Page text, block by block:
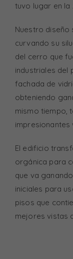
tuvo lugar en la
Nuestro diseño
curvando su
del cerro que
industriales del
fachada de
obteniendo
mismo tiempo,
impresionantes
El edificio
orgánica para
que va
iniciales para
pisos que
mejores vistas